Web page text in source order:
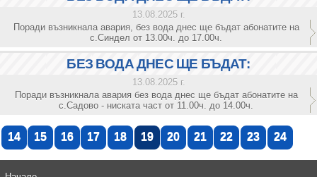
13.08.2025 г.
Поради възникнала авария, без вода днес ще бъдат абонатите на
с.Синдел от 13.00ч. до 17.00ч.
БЕЗ ВОДА ДНЕС ЩЕ БЪДАТ:
13.08.2025 г.
Поради възникнала авария без вода днес ще бъдат абонатите на
с.Садово - ниската част от 11.00ч. до 14.00ч.
14 15 16 17 18 19 20 21 22 23 24